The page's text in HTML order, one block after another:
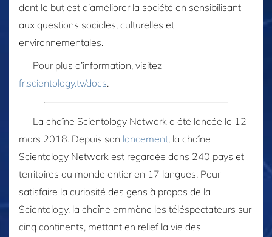
dont le but est d’améliorer la société en sensibilisant
aux questions sociales, culturelles et
environnementales.
Pour plus d’information, visitez
fr.scientology.tv/docs.
La chaîne Scientology Network a été lancée le 12
mars 2018. Depuis son lancement, la chaîne
Scientology Network est regardée dans 240 pays et
territoires du monde entier en 17 langues. Pour
satisfaire la curiosité des gens à propos de la
Scientology, la chaîne emmène les téléspectateurs sur
cinq continents, mettant en relief la vie des